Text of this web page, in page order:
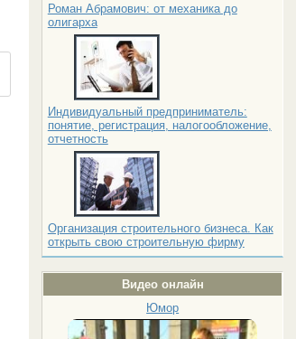
Роман Абрамович: от механика до
олигарха
Индивидуальный предприниматель:
понятие, регистрация, налогообложение,
отчетность
Организация строительного бизнеса. Как
открыть свою строительную фирму
Видео онлайн
Юмор